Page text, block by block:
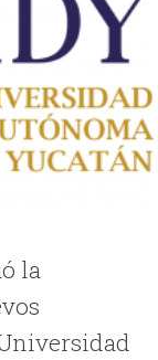
la